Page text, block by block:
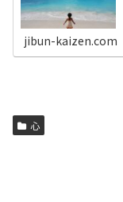
jibun-kaizen.com
心